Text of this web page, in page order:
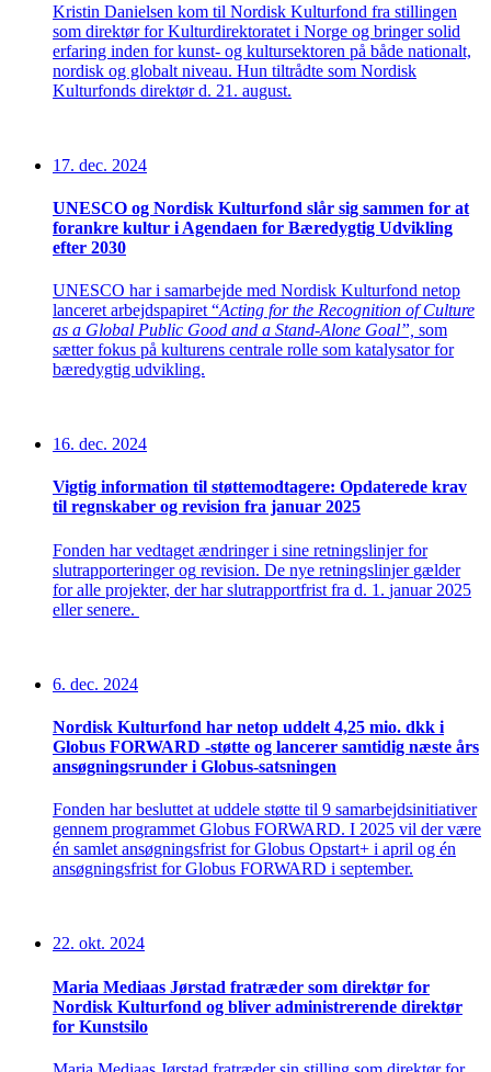
Kristin Danielsen kom til Nordisk Kulturfond fra stillingen
som direktør for Kulturdirektoratet i Norge og bringer solid
erfaring inden for kunst- og kultursektoren på både nationalt,
nordisk og globalt niveau. Hun tiltrådte som Nordisk
Kulturfonds direktør d. 21. august.
17. dec. 2024
UNESCO og Nordisk Kulturfond slår sig sammen for at
forankre kultur i Agendaen for Bæredygtig Udvikling
efter 2030
UNESCO har i samarbejde med Nordisk Kulturfond netop
lanceret arbejdspapiret “Acting for the Recognition of Culture
as a Global Public Good and a Stand-Alone Goal”, som
sætter fokus på kulturens centrale rolle som katalysator for
bæredygtig udvikling.
16. dec. 2024
Vigtig information til støttemodtagere: Opdaterede krav
til regnskaber og revision fra januar 2025
Fonden harvedtaget ændringeri sine retningslinjer for
slutrapporteringer og revision. De nye retningslinjer gælder
foralle projekter, der harslutrapportfrist fra d. 1 . januar2025
ellersenere.
6. dec. 2024
Nordisk Kulturfond har netop uddelt 4,25 mio. dkk i
Globus FORWARD -støtte og lancerer samtidig næste års
ansøgningsrunder i Globus-satsningen
Fonden har besluttet at uddele støtte til 9 samarbejdsinitiativer
gennem programmet Globus FORWARD. I 2025 vil der være
én samlet ansøgningsfrist for Globus Opstart+ i april og én
ansøgningsfrist for Globus FORWARD i september.
22. okt. 2024
Maria Mediaas Jørstad fratræder som direktør for
Nordisk Kulturfond og bliver administrerende direktør
for Kunstsilo